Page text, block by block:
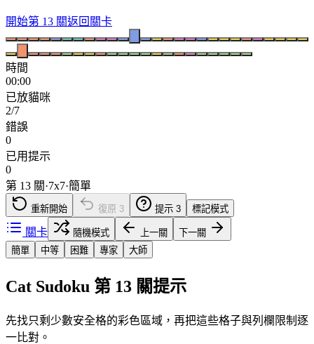
開始第 13 關返回關卡
時間
00:00
已放貓咪
2/7
錯誤
0
已用提示
0
第 13 關·7x7·簡單
重新開始 復原 3 提示 3 標記模式
關卡 隨機模式 上一關
下一關
簡單
中等 困難 專家 大師
Cat Sudoku 第 13 關提示
先找只剩少數安全格的彩色區域，再把這些格子與列欄限制逐
一比對。